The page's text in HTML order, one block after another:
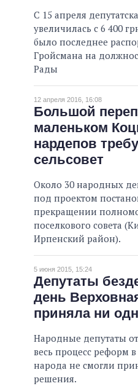
С 15 апреля
увеличилась с 6 400
было последнее
Гройсмана на
Рады
12 апреля 2016, 16:08
Большой
маленьком
нардепов
сельсовет
Около 30 народных
под проектом
прекращении
поселкового совета
Ирпенский район).
5 июня 2015, 15:24
Депутаты
день
приняла ни
Народные депутаты
весь процесс реформ
народа не смогли
решения.